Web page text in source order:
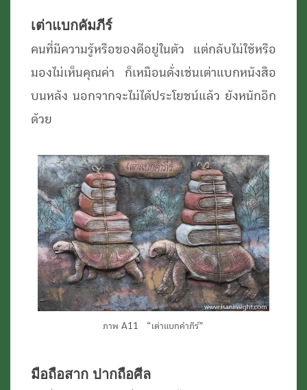
เต่าแบกคัมภีร์
คนที่มีความรู้หรือของดีอยู่ในตัว แต่กลับไม่ใช้หรือ
มองไม่เห็นคุณค่า ก็เหมือนดั่งเช่นเต่าแบกหนังสือ
บนหลัง นอกจากจะไม่ได้ประโยชน์แล้ว ยังหนักอีก
ด้วย
ภาพ A11 “เต่าแบกคำภีร์”
มือถือสาก ปากถือศีล